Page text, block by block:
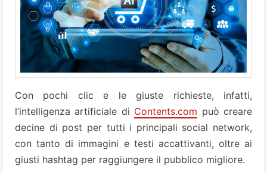
Con pochi clic e le giuste richieste, infatti,
l’intelligenza artificiale di Contents.com può creare
decine di post per tutti i principali social network,
con tanto di immagini e testi accattivanti, oltre ai
giusti hashtag per raggiungere il pubblico migliore.